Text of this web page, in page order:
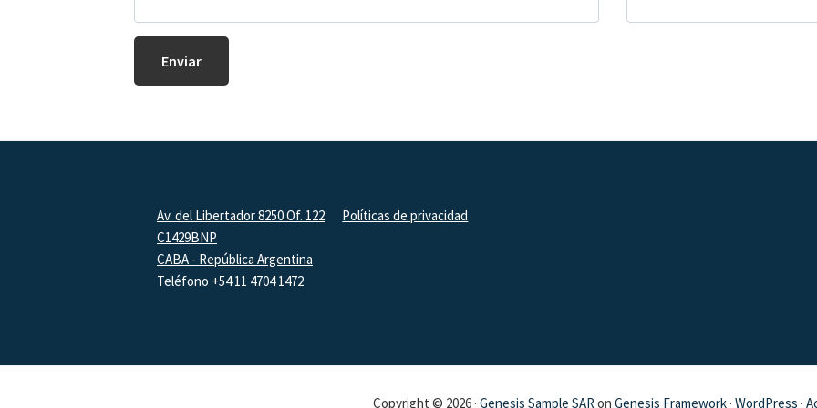
Av. del Libertador 8250 Of. 122
C1429BNP
CABA - República Argentina
Teléfono +54 11 4704 1472
Políticas de privacidad
Copyright © 2026 · Genesis Sample SARon Genesis Framework · WordPress ·